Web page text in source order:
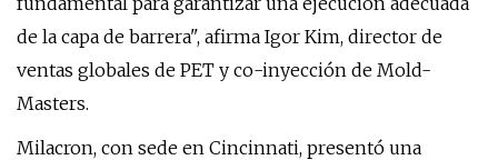
de la capa de barrera", afirma Igor Kim, director de
ventas globales de PET y co-inyección de Mold-
Masters.
Milacron, con sede en Cincinnati, presentó una